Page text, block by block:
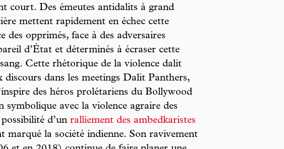
court. Des émeutes antidalits à grand
mettent rapidement en échec cette
des opprimés, face à des adversaires
d’État et déterminés à écraser cette
Cette rhétorique de la violence dalit
discours dans les meetings Dalit Panthers,
des héros prolétariens du Bollywood
symbolique avec la violence agraire des
d’un ralliement des ambedkaristes
marqué la société indienne. Son ravivement